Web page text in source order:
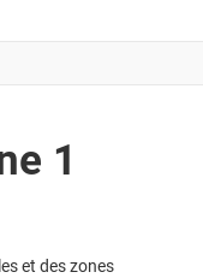
1
et des zones